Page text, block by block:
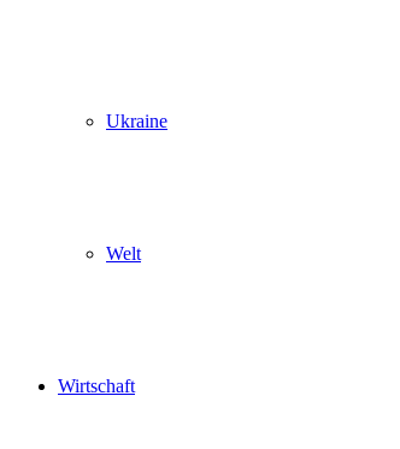
Ukraine
Welt
Wirtschaft